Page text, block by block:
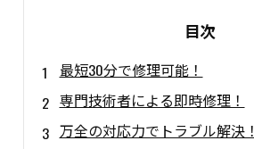
目次
最短30分で修理可能！
専門技術者による即時修理！
万全の対応力でトラブル解決！